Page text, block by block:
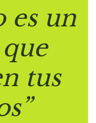
es un
tus